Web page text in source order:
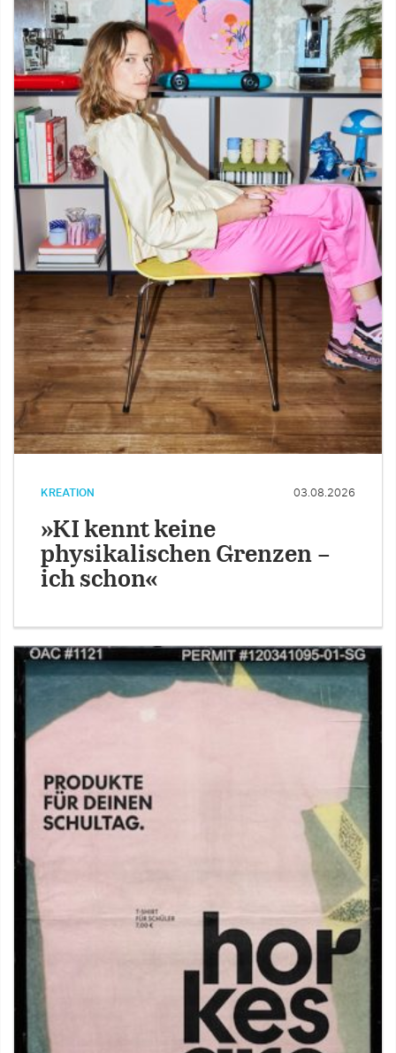
KREATION 03.08.2026
»KI kennt keine
physikalischen Grenzen –
ich schon«